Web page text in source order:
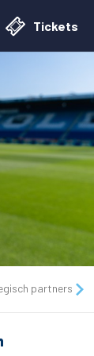
Tickets
partners